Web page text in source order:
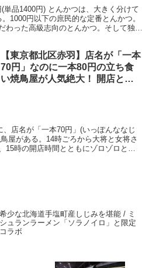
単品1400円) とんかつは、大きく分けて
1000円以下の庶民的な定番とんかつ。
わった高級志向のとんかつ。そして独自
【東京都北区赤羽】店名が「一本
70円」なのに一本80円の立ち食
い焼鳥屋が人気絶大！ 開店と同
店名が「一本70円」(いっぽんななじ
屋がある。14時ごろから大将と女将さ
15時の開店時間とともにゾロゾロと人
希少な北海道手塩町産しじみを堪能 / ミ
シュランラーメン「ソラノイロ」と限定
コラボ